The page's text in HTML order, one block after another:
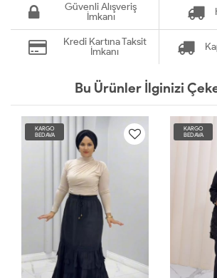
Güvenli Alışveriş
İmkanı
Kredi Kartına Taksit
İmkanı
Bu Ürünler İlginizi
KARGO
BEDAVA
KARGO
BEDAVA